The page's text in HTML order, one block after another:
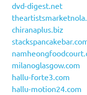
dvd-digest.net
chiranaplus.biz
milanoglasgow.com
hallu-forte3.com
hallu-motion24.com